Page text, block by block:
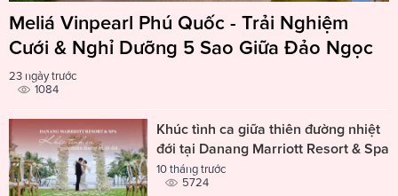
Meliá Vinpearl Phú Quốc - Trải Nghiệm
Cưới & Nghỉ Dưỡng 5 Sao Giữa Đảo Ngọc
23 ngày trước
1084
Khúc tình ca giữa thiên đường nhiệt
đới tại Danang Marriott Resort & Spa
10 tháng trước
5724